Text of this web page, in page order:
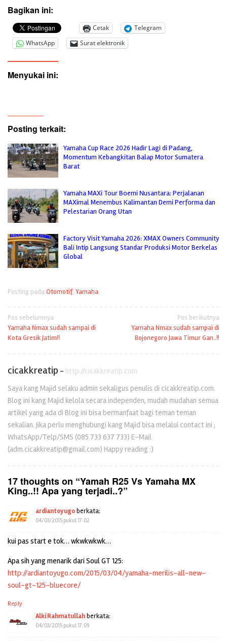
Bagikan ini:
Cetak
Telegram
WhatsApp
Surat elektronik
Menyukai ini:
Posting terkait:
Yamaha Cup Race 2026 Hadir Lagi di Padang,
Momentum Kebangkitan Balap Motor Sumatera
Barat
Yamaha MAXi Tour Boemi Nusantara: Perjalanan
MAXimal Menembus Kalimantan Demi Performa dan
Pelestarian Orang Utan
Factory Visit Yamaha 2026: XMAX Owners Community
Bali Intip Langsung Standar Produksi Motor Berkelas
Global
Posting padaOtomotif, Yamaha
Navigasi
pos
Pos sebelumnya
Yamaha Nmax sudah sampai di
Kota Gresik Jatim!!
Pos berikutnya
Yamaha Nmax sudah sampai di
Bojonegoro Jawa Timur Gan..!!
cicakkreatip - http://cicakkreatip.com
Saya kang Majid selaku admin sekaligus penulis di cicakkreatip.com.
Blog ini kang Majid kelola secara independen, mudah mudahan semua
artikel yang ada di Blog ini bisa bermanfaat bagi teman teman
sekalian. Jika perlu menghubungi kang Majid bisa melalui contact ini ;
WhatsApp/Telp/SMS (085 733 637 733) E-Mail
(adm.cicakkreatip@gmail.com) Happy reading :)
17 thoughts on “Yamah R25 Vs Yamaha MX
King..!! Apa yang terjadi..?”
ardiantoyugoberkata:
04/03/2015 pukul 17:02
kui pas start e tok… wkwkwkwk…
Apa sih yang menarik dari Soul GT 125:
http://ardiantoyugo.com/2015/03/04/yamaha-merilis-all-new-
soul-gt-125-bluecore/
Reply
Alki Rahmatullahberkata:
04/03/2015 pukul 17:09